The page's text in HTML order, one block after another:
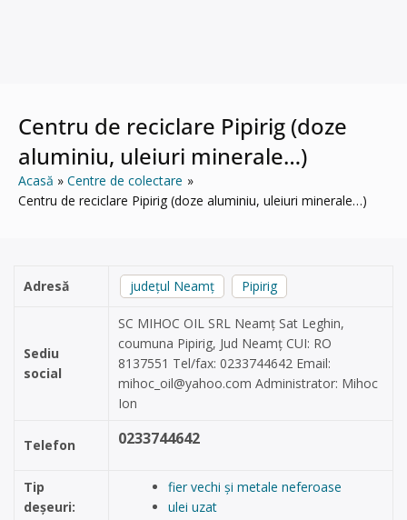
Centru de reciclare Pipirig (doze
aluminiu, uleiuri minerale…)
Acasă
Centre de colectare
Centru de reciclare Pipirig (doze aluminiu, uleiuri minerale…)
Adresă județul Neamț Pipirig
Sediu
social
SC MIHOC OIL SRL Neamț Sat Leghin,
coumuna Pipirig, Jud Neamț CUI: RO
8137551 Tel/fax: 0233744642 Email:
mihoc_oil@yahoo.com Administrator: Mihoc
Ion
Telefon 0233744642
Tip
deșeuri:
fier vechi și metale neferoase
ulei uzat